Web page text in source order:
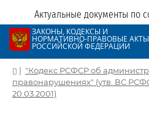
Актуальные документы по
ЗАКОНЫ, КОДЕКСЫ И
НОРМАТИВНО-ПРАВОВЫЕ АКТЫ
РОССИЙСКОЙ ФЕДЕРАЦИИ
| "Кодекс РСФСР об
правонарушениях" (утв. ВС
20.03.2001)